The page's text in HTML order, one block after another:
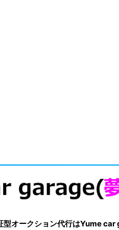
型オークション代行はYume